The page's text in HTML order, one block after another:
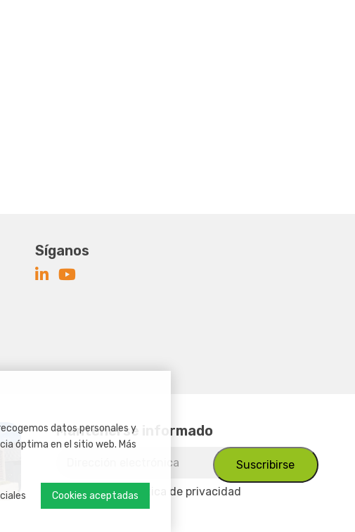
datos personales y
óptima en el sitio web. Más
Cookies aceptadas
Síganos
Mantenerse informado
Aceptola política de privacidad